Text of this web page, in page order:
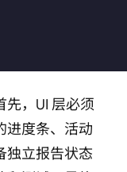
，UI 层必须
进度条、活动
独立报告状态